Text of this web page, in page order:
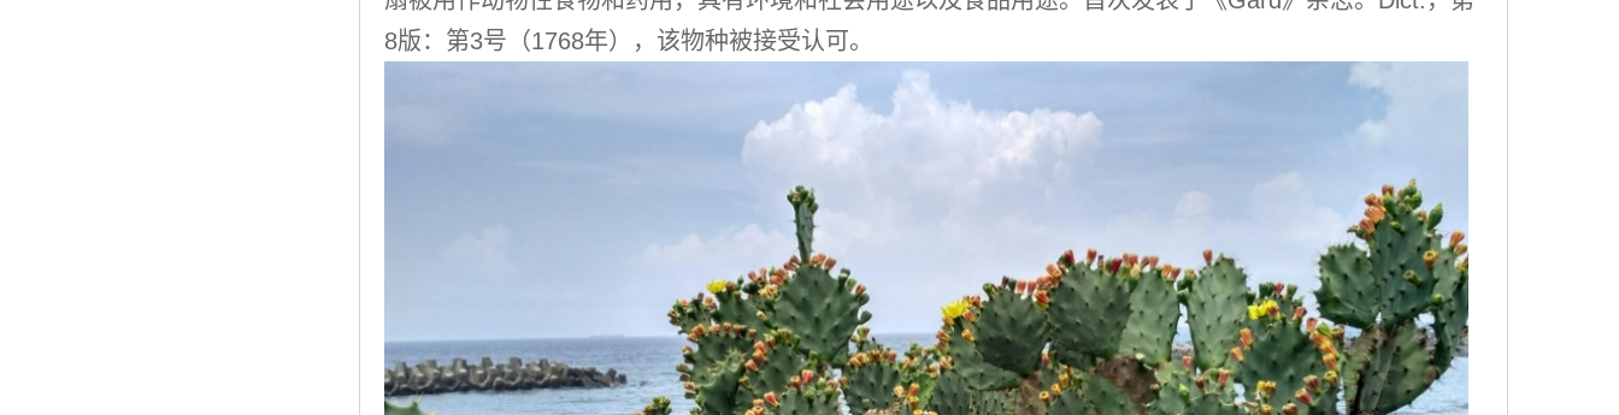
8版：第3号（1768年），该物种被接受认可。